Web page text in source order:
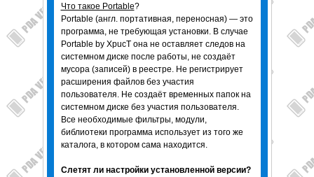
Что такое Portable?
Portable (англ. портативная, переносная) — это
программа, не требующая установки. В случае
Portable by XpucT она не оставляет следов на
системном диске после работы, не создаёт
мусора (записей) в реестре. Не регистрирует
расширения файлов без участия
пользователя. Не создаёт временных папок на
системном диске без участия пользователя.
Все необходимые фильтры, модули,
библиотеки программа использует из того же
каталога, в котором сама находится.
Слетят ли настройки установленной версии?